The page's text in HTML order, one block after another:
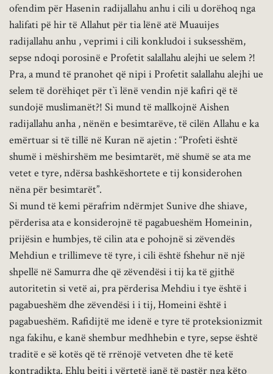
ofendim për Hasenin radijallahu anhu i cili u dorëhoq nga
halifati pë hir të Allahut për tia lënë atë Muauijes
radijallahu anhu , veprimi i cili konkludoi i suksesshëm,
sepse ndoqi porosinë e Profetit salallahu alejhi ue selem ?!
Pra, a mund të pranohet që nipi i Profetit salallahu alejhi ue
selem të dorëhiqet për t`i lënë vendin një kafiri që të
sundojë muslimanët?! Si mund të mallkojnë Aishen
radijallahu anha , nënën e besimtarëve, të cilën Allahu e ka
emërtuar si të tillë në Kuran në ajetin : “Profeti është
shumë i mëshirshëm me besimtarët, më shumë se ata me
vetet e tyre, ndërsa bashkëshortete e tij konsiderohen
nëna për besimtarët”.
Si mund të kemi përafrim ndërmjet Sunive dhe shiave,
përderisa ata e konsiderojnë të pagabueshëm Homeinin,
prijësin e humbjes, të cilin ata e pohojnë si zëvendës
Mehdiun e trillimeve të tyre, i cili është fshehur në një
shpellë në Samurra dhe që zëvendësi i tij ka të gjithë
autoritetin si vetë ai, pra përderisa Mehdiu i tye është i
pagabueshëm dhe zëvendësi i i tij, Homeini është i
pagabueshëm. Rafidijtë me idenë e tyre të proteksionizmit
nga fakihu, e kanë shembur medhhebin e tyre, sepse është
traditë e së kotës që të rrënojë vetveten dhe të ketë
kontradikta. Ehlu bejti i vërtetë janë të pastër nga këto